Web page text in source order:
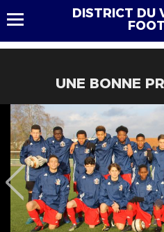
DISTRICT DU
UNE BONNE